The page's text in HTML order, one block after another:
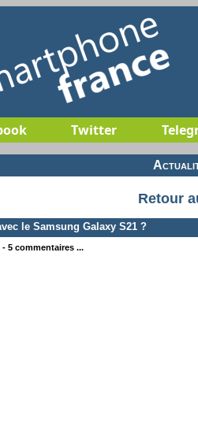
Twitter
Retour
le Samsung Galaxy S21 ?
- 5 commentaires ...